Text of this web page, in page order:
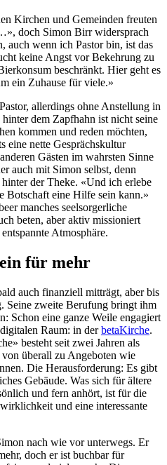
Kirchen und Gemeinden freuten
doch Simon Birr widersprach
auch wenn ich Pastor bin, ist das
keine Angst vor Bekehrung zu
beschränkt. Hier geht es
ein Zuhause für viele.»
allerdings ohne Anstellung in
dem Zapfhahn ist nicht seine
kommen und reden möchten,
eine nette Gesprächskultur
Gästen im wahrsten Sinne
auch mit Simon selbst, denn
der Theke. «Und ich erlebe
Botschaft eine Hilfe sein kann.»
manches seelsorgerliche
beten, aber aktiv missioniert
Atmosphäre.
für mehr
auch finanziell mitträgt, aber bis
Seine zweite Berufung bringt ihm
Schon eine ganze Weile engagiert
Raum: in derbetaKirche.
besteht seit zwei Jahren als
überall zu Angeboten wie
Die Herausforderung: Es gibt
Gebäude. Was sich für ältere
und fern anhört, ist für die
und eine interessante
nach wie vor unterwegs. Er
doch er ist buchbar für